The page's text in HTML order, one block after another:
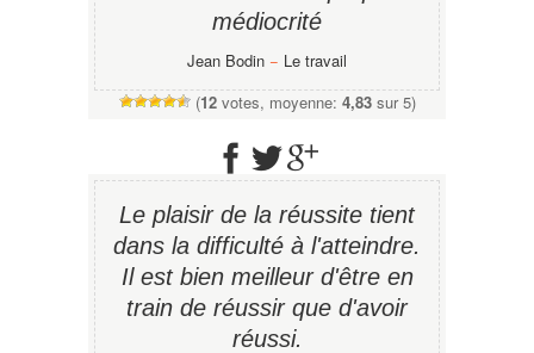
médiocrité
Jean Bodin − Le travail
(12votes, moyenne: 4,83sur 5)
Le plaisir de la réussite tient
dans la difficulté à l'atteindre.
Il est bien meilleur d'être en
train de réussir que d'avoir
réussi.